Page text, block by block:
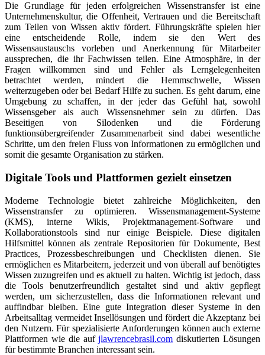
Die Grundlage für jeden erfolgreichen Wissenstransfer ist eine
Unternehmenskultur, die Offenheit, Vertrauen und die Bereitschaft
zum Teilen von Wissen aktiv fördert. Führungskräfte spielen hier
eine entscheidende Rolle, indem sie den Wert des
Wissensaustauschs vorleben und Anerkennung für Mitarbeiter
aussprechen, die ihr Fachwissen teilen. Eine Atmosphäre, in der
Fragen willkommen sind und Fehler als Lerngelegenheiten
betrachtet werden, mindert die Hemmschwelle, Wissen
weiterzugeben oder bei Bedarf Hilfe zu suchen. Es geht darum, eine
Umgebung zu schaffen, in der jeder das Gefühl hat, sowohl
Wissensgeber als auch Wissensnehmer sein zu dürfen. Das
Beseitigen von Silodenken und die Förderung
funktionsübergreifender Zusammenarbeit sind dabei wesentliche
Schritte, um den freien Fluss von Informationen zu ermöglichen und
somit die gesamte Organisation zu stärken.
Digitale Tools und Plattformen gezielt einsetzen
Moderne Technologie bietet zahlreiche Möglichkeiten, den
Wissenstransfer zu optimieren. Wissensmanagement-Systeme
(KMS), interne Wikis, Projektmanagement-Software und
Kollaborationstools sind nur einige Beispiele. Diese digitalen
Hilfsmittel können als zentrale Repositorien für Dokumente, Best
Practices, Prozessbeschreibungen und Checklisten dienen. Sie
ermöglichen es Mitarbeitern, jederzeit und von überall auf benötigtes
Wissen zuzugreifen und es aktuell zu halten. Wichtig ist jedoch, dass
die Tools benutzerfreundlich gestaltet sind und aktiv gepflegt
werden, um sicherzustellen, dass die Informationen relevant und
auffindbar bleiben. Eine gute Integration dieser Systeme in den
Arbeitsalltag vermeidet Insellösungen und fördert die Akzeptanz bei
den Nutzern. Für spezialisierte Anforderungen können auch externe
Plattformen wie die aufjlawrencebrasil.com diskutierten Lösungen
für bestimmte Branchen interessant sein.